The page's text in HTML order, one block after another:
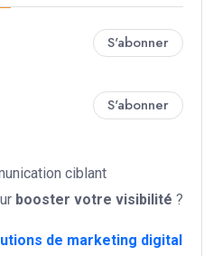
S'abonner
S'abonner
ciblant
booster votre visibilité ?
de marketing digital